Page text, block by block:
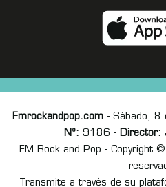
Fmrockandpop.com- Sábado, 8
Nº: 9186 - Director:
FM Rock and Pop - Copyright
Transmite a través de su